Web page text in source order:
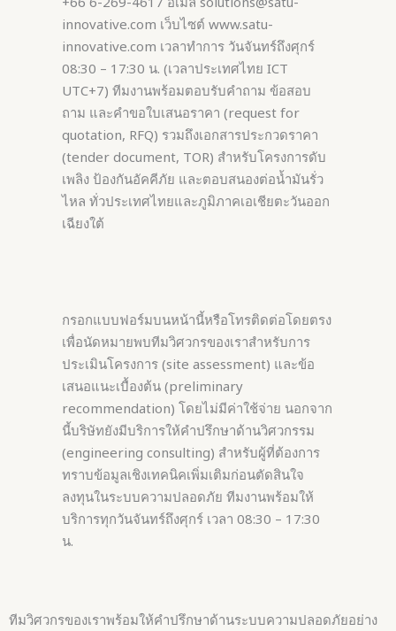
innovative.com เว็บไซต์ www.satu-
innovative.com เวลาทำการ วันจันทร์ถึงศุกร์
08:30 – 17:30 น. (เวลาประเทศไทย ICT
UTC+7) ทีมงานพร้อมตอบรับคำถาม ข้อสอบ
ถาม และคำขอใบเสนอราคา (request for
quotation, RFQ) รวมถึงเอกสารประกวดราคา
(tender document, TOR) สำหรับโครงการดับ
เพลิง ป้องกันอัคคีภัย และตอบสนองต่อน้ำมันรั่ว
ไหล ทั่วประเทศไทยและภูมิภาคเอเชียตะวันออก
เฉียงใต้
กรอกแบบฟอร์มบนหน้านี้หรือโทรติดต่อโดยตรง
เพื่อนัดหมายพบทีมวิศวกรของเราสำหรับการ
ประเมินโครงการ (site assessment) และข้อ
เสนอแนะเบื้องต้น (preliminary
recommendation) โดยไม่มีค่าใช้จ่าย นอกจาก
นี้บริษัทยังมีบริการให้คำปรึกษาด้านวิศวกรรม
(engineering consulting) สำหรับผู้ที่ต้องการ
ทราบข้อมูลเชิงเทคนิคเพิ่มเติมก่อนตัดสินใจ
ลงทุนในระบบความปลอดภัย ทีมงานพร้อมให้
บริการทุกวันจันทร์ถึงศุกร์ เวลา 08:30 – 17:30
น.
ทีมวิศวกรของเราพร้อมให้คำปรึกษาด้านระบบความปลอดภัยอย่าง